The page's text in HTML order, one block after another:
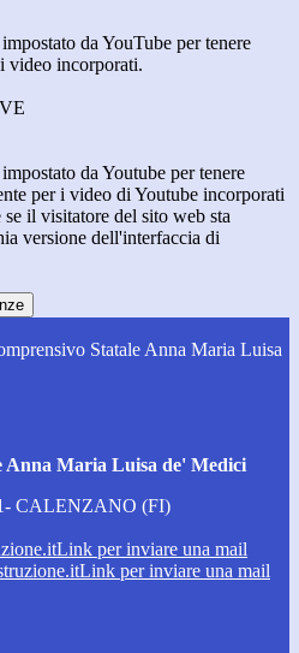
da YouTube per tenere
video incorporati.
da Youtube per tenere
per i video di Youtube incorporati
il visitatore del sito web sta
versione dell'interfaccia di
Statale Anna Maria Luisa
Anna Maria Luisa de' Medici
CALENZANO (FI)
Link per inviare una mail
Link per inviare una mail